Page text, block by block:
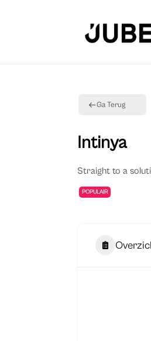
Ga Terug
Intinya
Straight to a
POPULAIR